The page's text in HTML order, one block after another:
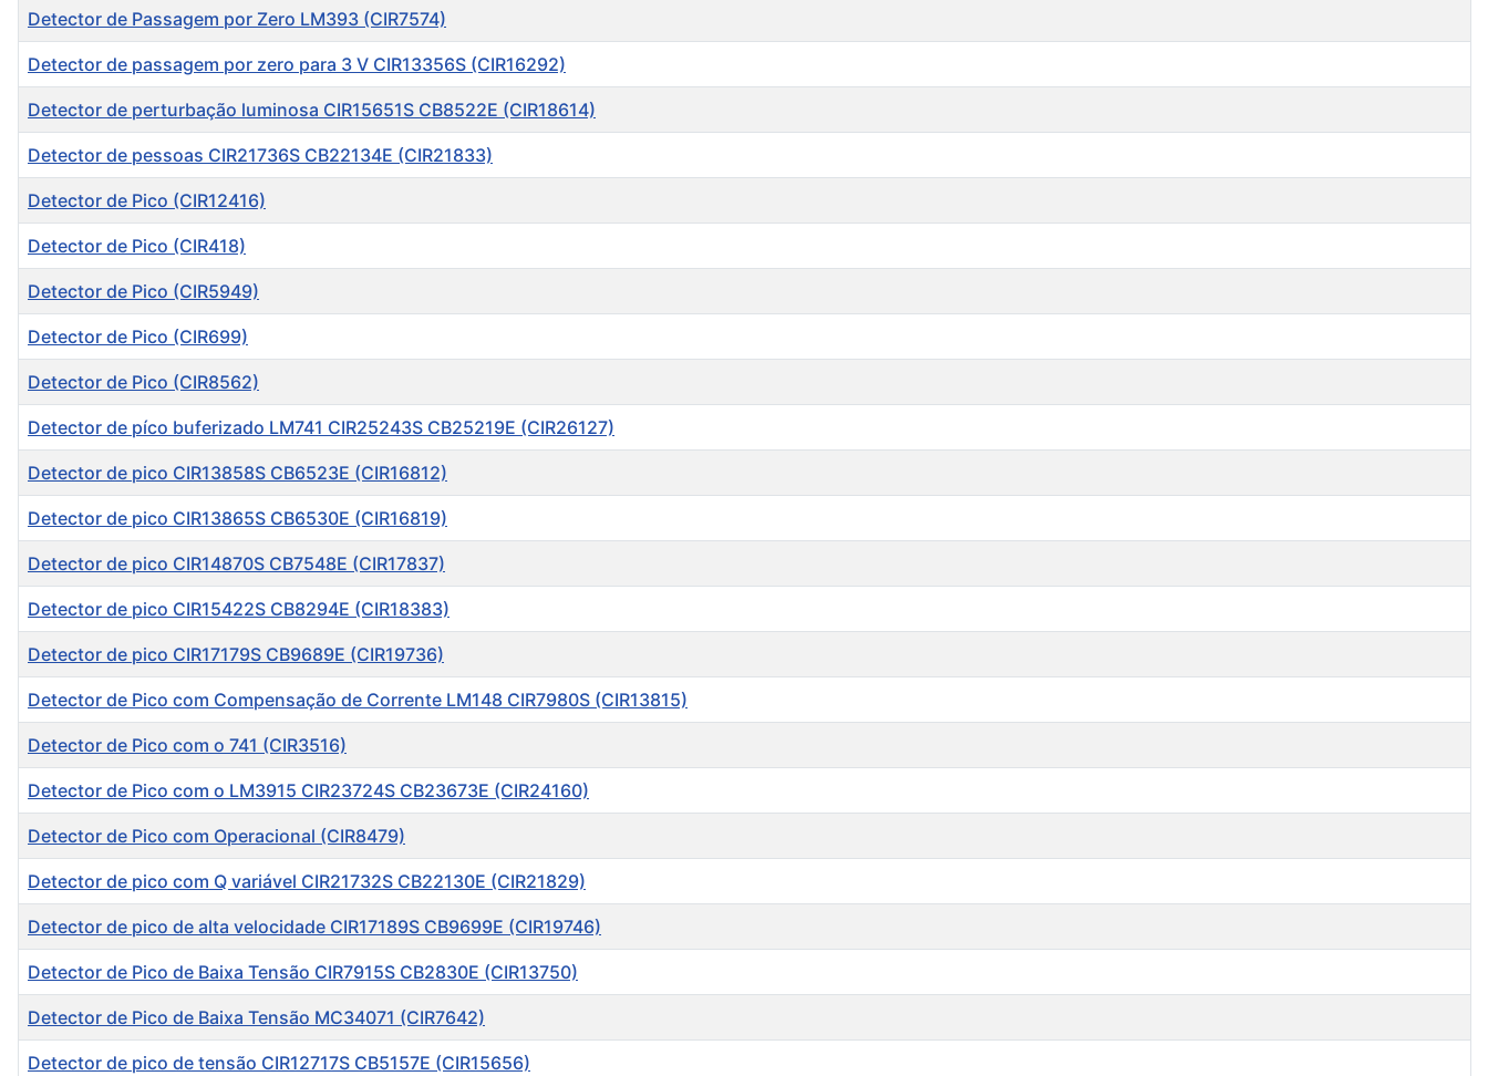
Detector de Passagem por Zero LM393 (CIR7574)
Detector de passagem por zero para 3 V CIR13356S (CIR16292)
Detector de perturbação luminosa CIR15651S CB8522E (CIR18614)
Detector de pessoas CIR21736S CB22134E (CIR21833)
Detector de Pico (CIR12416)
Detector de Pico (CIR418)
Detector de Pico (CIR5949)
Detector de Pico (CIR699)
Detector de Pico (CIR8562)
Detector de píco buferizado LM741 CIR25243S CB25219E (CIR26127)
Detector de pico CIR13858S CB6523E (CIR16812)
Detector de pico CIR13865S CB6530E (CIR16819)
Detector de pico CIR14870S CB7548E (CIR17837)
Detector de pico CIR15422S CB8294E (CIR18383)
Detector de pico CIR17179S CB9689E (CIR19736)
Detector de Pico com Compensação de Corrente LM148 CIR7980S (CIR13815)
Detector de Pico com o 741 (CIR3516)
Detector de Pico com o LM3915 CIR23724S CB23673E (CIR24160)
Detector de Pico com Operacional (CIR8479)
Detector de pico com Q variável CIR21732S CB22130E (CIR21829)
Detector de pico de alta velocidade CIR17189S CB9699E (CIR19746)
Detector de Pico de Baixa Tensão CIR7915S CB2830E (CIR13750)
Detector de Pico de Baixa Tensão MC34071 (CIR7642)
Detector de pico de tensão CIR12717S CB5157E (CIR15656)